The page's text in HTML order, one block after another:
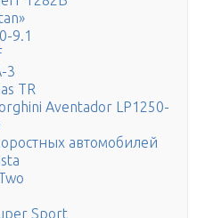
9.1
3
TR
Aventador LP1250-
автомобилей
Sport